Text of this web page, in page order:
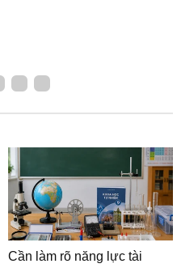
Cần làm rõ năng lực tài